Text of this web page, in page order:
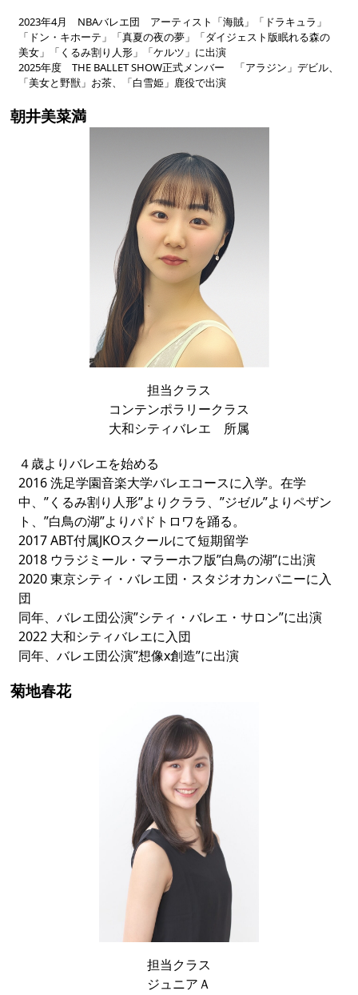
2023年4月 NBAバレエ団 アーティスト「海賊」「ドラキュラ」
「ドン・キホーテ」「真夏の夜の夢」「ダイジェスト版眠れる森の
美女」「くるみ割り人形」「ケルツ」に出演
2025年度 THE BALLET SHOW正式メンバー 「アラジン」デビル、
「美女と野獣」お茶、「白雪姫」鹿役で出演
朝井美菜満
担当クラス
コンテンポラリークラス
大和シティバレエ 所属
４歳よりバレエを始める
2016 洗足学園音楽大学バレエコースに入学。在学
中、”くるみ割り人形”よりクララ、”ジゼル”よりペザン
ト、”白鳥の湖”よりパドトロワを踊る。
2017 ABT付属JKOスクールにて短期留学
2018 ウラジミール・マラーホフ版”白鳥の湖”に出演
2020 東京シティ・バレエ団・スタジオカンパニーに入
団
同年、バレエ団公演”シティ・バレエ・サロン”に出演
2022 大和シティバレエに入団
同年、バレエ団公演”想像x創造”に出演
菊地春花
担当クラス
ジュニアＡ